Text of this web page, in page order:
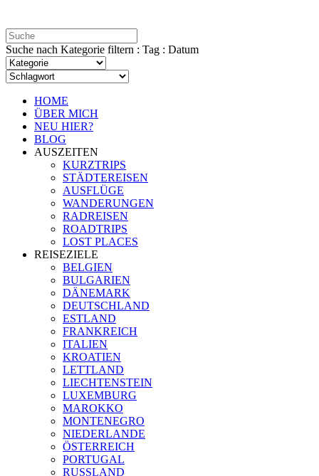
Suche nach Kategorie filtern : Tag : Datum
HOME
ÜBER MICH
NEU HIER?
BLOG
AUSZEITEN
KURZTRIPS
STÄDTEREISEN
AUSFLÜGE
WANDERUNGEN
RADREISEN
ROADTRIPS
LOST PLACES
REISEZIELE
BELGIEN
BULGARIEN
DÄNEMARK
DEUTSCHLAND
ESTLAND
FRANKREICH
ITALIEN
KROATIEN
LETTLAND
LIECHTENSTEIN
LUXEMBURG
MAROKKO
MONTENEGRO
NIEDERLANDE
ÖSTERREICH
PORTUGAL
RUSSLAND